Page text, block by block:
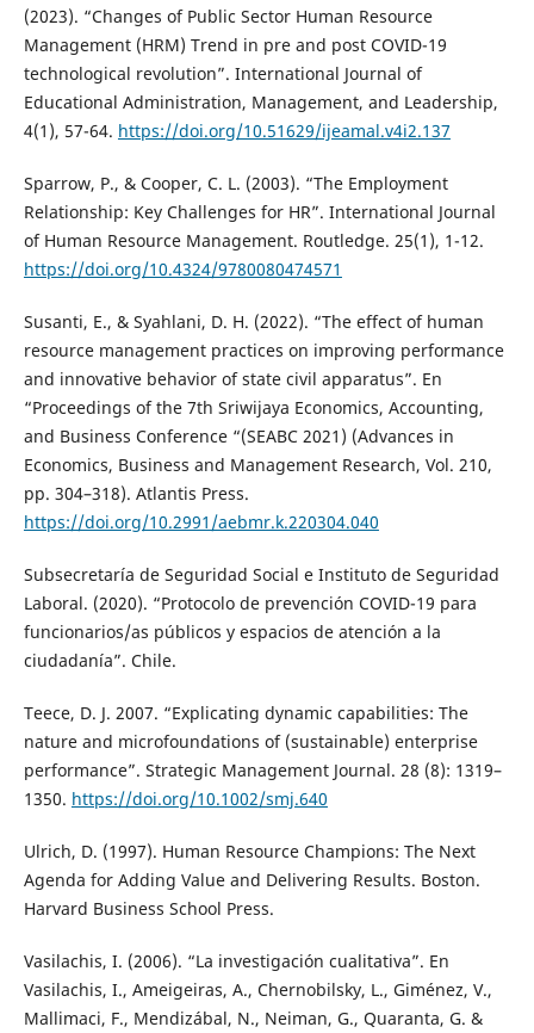
(2023). “Changes of Public Sector Human Resource
Management (HRM) Trend in pre and post COVID-19
technological revolution”. International Journal of
Educational Administration, Management, and Leadership,
4(1), 57-64. https://doi.org/10.51629/ijeamal.v4i2.137
Sparrow, P., & Cooper, C. L. (2003). “The Employment
Relationship: Key Challenges for HR”. International Journal
of Human Resource Management. Routledge. 25(1), 1-12.
https://doi.org/10.4324/9780080474571
Susanti, E., & Syahlani, D. H. (2022). “The effect of human
resource management practices on improving performance
and innovative behavior of state civil apparatus”. En
“Proceedings of the 7th Sriwijaya Economics, Accounting,
and Business Conference “(SEABC 2021) (Advances in
Economics, Business and Management Research, Vol. 210,
pp. 304–318). Atlantis Press.
https://doi.org/10.2991/aebmr.k.220304.040
Subsecretaría de Seguridad Social e Instituto de Seguridad
Laboral. (2020). “Protocolo de prevención COVID-19 para
funcionarios/as públicos y espacios de atención a la
ciudadanía”. Chile.
Teece, D. J. 2007. “Explicating dynamic capabilities: The
nature and microfoundations of (sustainable) enterprise
performance”. Strategic Management Journal. 28 (8): 1319–
1350. https://doi.org/10.1002/smj.640
Ulrich, D. (1997). Human Resource Champions: The Next
Agenda for Adding Value and Delivering Results. Boston.
Harvard Business School Press.
Vasilachis, I. (2006). “La investigación cualitativa”. En
Vasilachis, I., Ameigeiras, A., Chernobilsky, L., Giménez, V.,
Mallimaci, F., Mendizábal, N., Neiman, G., Quaranta, G. &